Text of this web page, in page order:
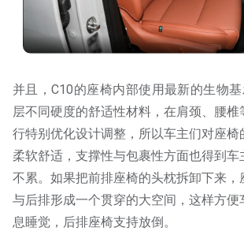
并且，C10的座椅内部使用最新的生物
层不同硬度的舒适性材料，在肩颈、腰
行特别优化设计调整，所以车主们对座椅
柔软舒适，支撑性与包裹性方面也得到车
不累。如果把前排座椅的头枕拆卸下来，
与后排形成一个贯穿的大空间，这样方便
息睡觉，后排座椅支持放倒。